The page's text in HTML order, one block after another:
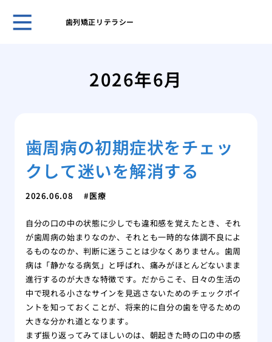
歯列矯正リテラシー
2026年6月
歯周病の初期症状をチェッ
クして迷いを解消する
2026.06.08 医療
自分の口の中の状態に少しでも違和感を覚えたとき、それ
が歯周病の始まりなのか、それとも一時的な体調不良によ
るものなのか、判断に迷うことは少なくありません。歯周
病は「静かなる病気」と呼ばれ、痛みがほとんどないまま
進行するのが大きな特徴です。だからこそ、日々の生活の
中で現れる小さなサインを見逃さないためのチェックポイ
ントを知っておくことが、将来的に自分の歯を守るための
大きな分かれ道となります。
まず振り返ってみてほしいのは、朝起きた時の口の中の感